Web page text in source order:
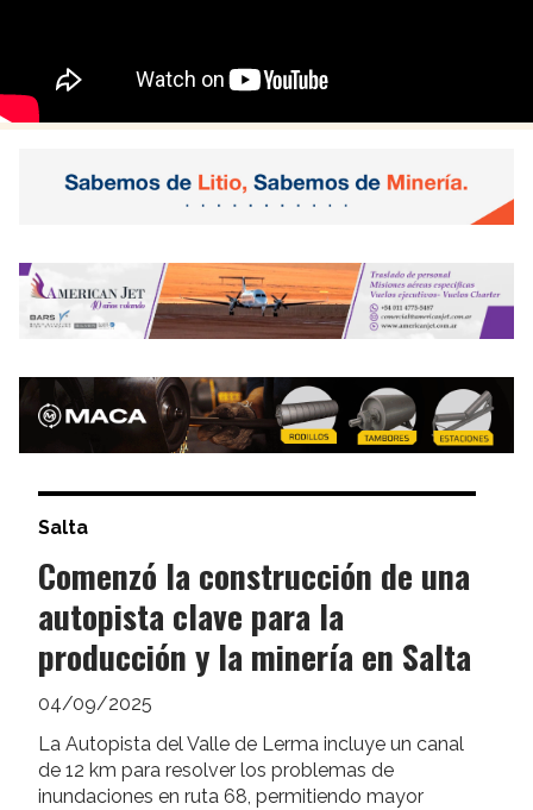
Comenzó la construcción de una
autopista clave para la
producción y la minería en Salta
La Autopista del Valle de Lerma incluye un canal
de 12 km para resolver los problemas de
inundaciones en ruta 68, permitiendo mayor
Salta
04/09/2025